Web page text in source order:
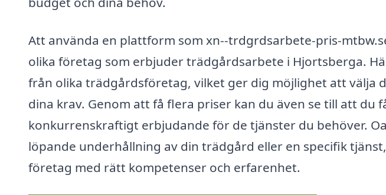
Att använda en plattform som xn--trdgrdsarbete-pris-
olika företag som erbjuder trädgårdsarbete i Hjortsberga.
från olika trädgårdsföretag, vilket ger dig möjlighet att välja
dina krav. Genom att få flera priser kan du även se till att du
konkurrenskraftigt erbjudande för de tjänster du behöver.
löpande underhållning av din trädgård eller en specifik
företag med rätt kompetenser och erfarenhet.